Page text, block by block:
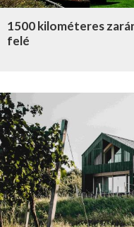
1500 kilométeres
felé